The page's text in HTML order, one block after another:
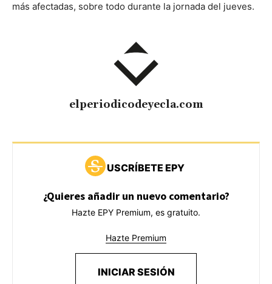
más afectadas, sobre todo durante la jornada del jueves.
elperiodicodeyecla.com
USCRÍBETE EPY
¿Quieres añadir un nuevo comentario?
Hazte EPY Premium, es gratuito.
Hazte Premium
INICIAR SESIÓN